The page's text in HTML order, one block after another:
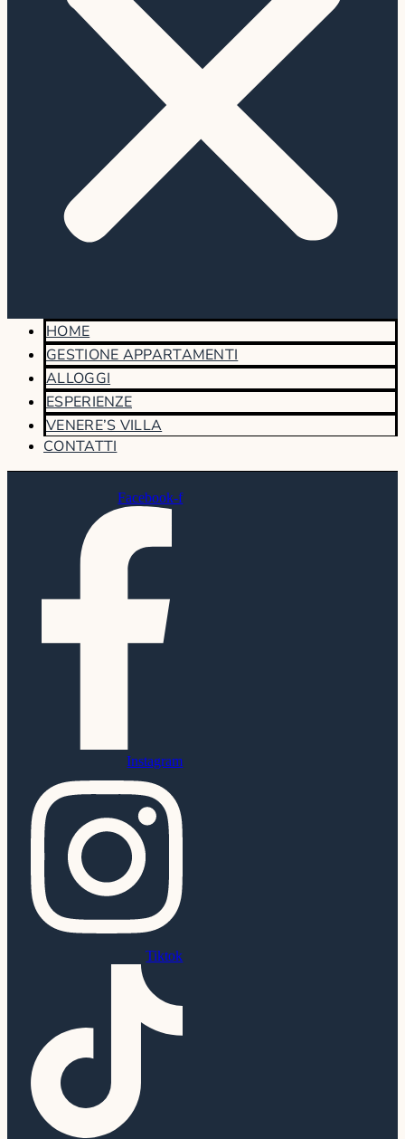
HOME
GESTIONE APPARTAMENTI
ALLOGGI
ESPERIENZE
VENERE’S VILLA
CONTATTI
Facebook-f
Instagram
Tiktok